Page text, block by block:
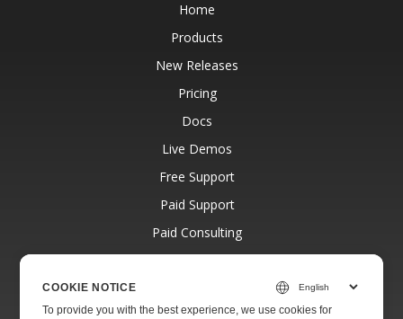
Home
Products
New Releases
Pricing
Docs
Live Demos
Free Support
Paid Support
Paid Consulting
Blog
COOKIE NOTICE
To provide you with the best experience, we use cookies for